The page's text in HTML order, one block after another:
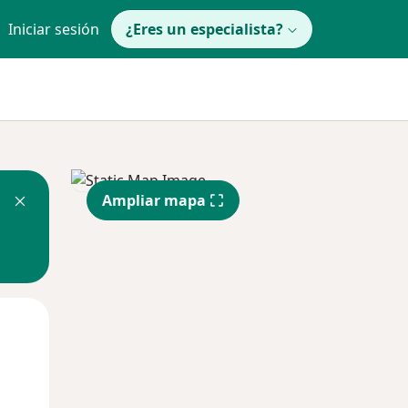
Iniciar sesión ¿Eres un especialista?
Ampliar mapa